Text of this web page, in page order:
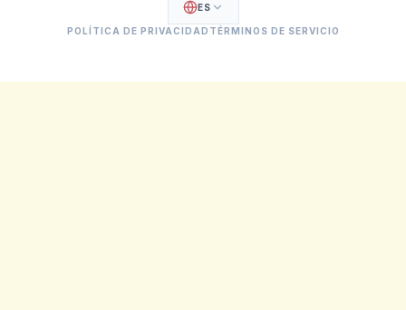
ES
POLÍTICA DE PRIVACIDAD TÉRMINOS DE SERVICIO